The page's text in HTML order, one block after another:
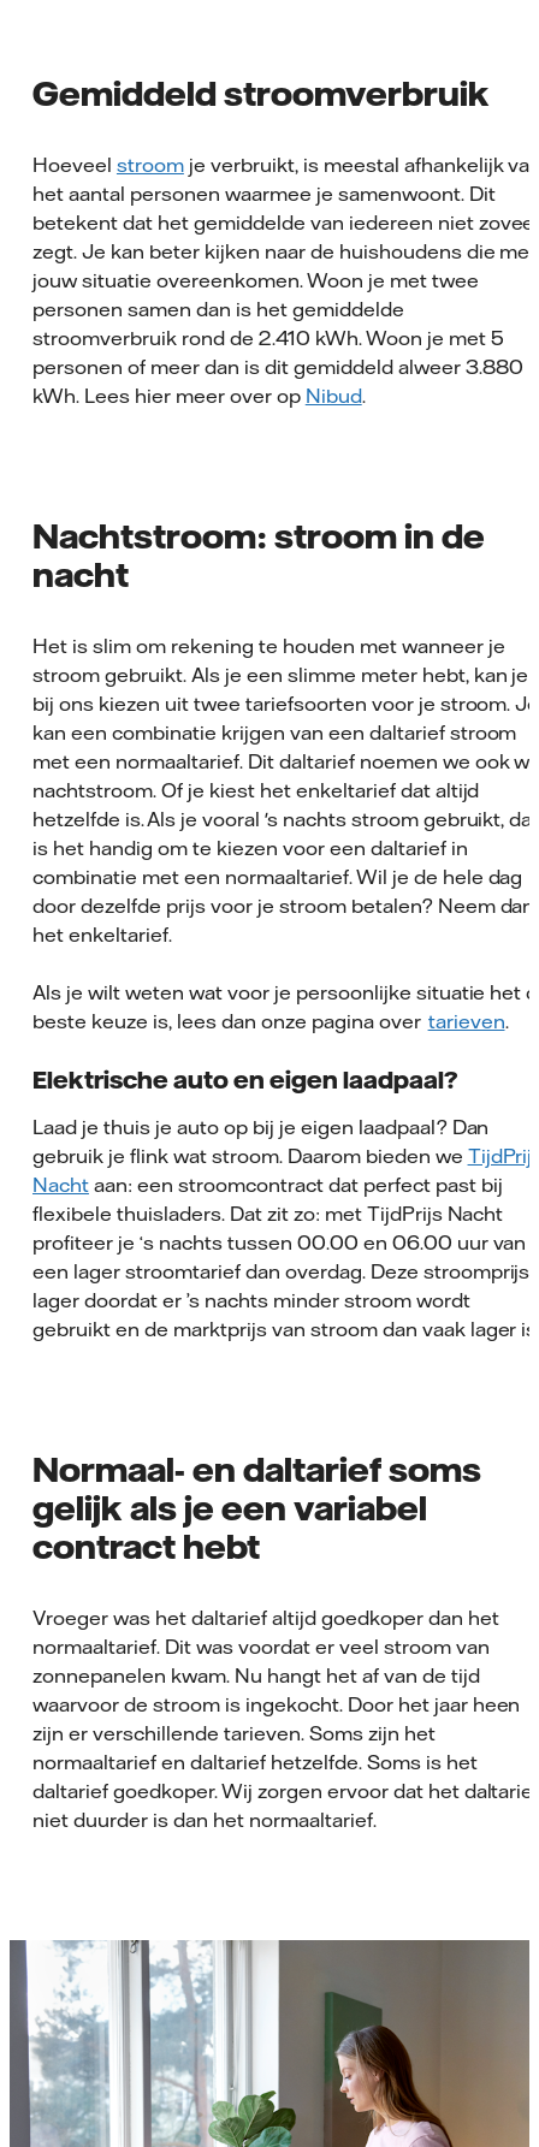
Gemiddeld stroomverbruik
Hoeveel stroomje verbruikt, is meestal afhankelijk
het aantal personen waarmee je samenwoont. Dit
betekent dat het gemiddelde van iedereen niet zoveel
zegt. Je kan beter kijken naar de huishoudens die met
jouw situatie overeenkomen. Woon je met twee
personen samen dan is het gemiddelde
stroomverbruik rond de 2.410 kWh. Woon je met 5
personen of meer dan is dit gemiddeld alweer 3.880
kWh. Lees hier meer over op Nibud.
Nachtstroom: stroom in de
nacht
Het is slim om rekening te houden met wanneer je
stroom gebruikt. Als je een slimme meter hebt, kan je
bij ons kiezen uit twee tariefsoorten voor je stroom. Je
kan een combinatie krijgen van een daltarief stroom
met een normaaltarief. Dit daltarief noemen we ook
nachtstroom. Of je kiest het enkeltarief dat altijd
hetzelfde is. Als je vooral 's nachts stroom gebruikt,
is het handig om te kiezen voor een daltarief in
combinatie met een normaaltarief. Wil je de hele dag
door dezelfde prijs voor je stroom betalen? Neem dan
het enkeltarief.
Als je wilt weten wat voor je persoonlijke situatie het
beste keuze is, lees dan onze pagina over tarieven.
Elektrische auto en eigen laadpaal?
Laad je thuis je auto op bij je eigen laadpaal? Dan
gebruik je flink wat stroom. Daarom bieden we
Nachtaan: een stroomcontract dat perfect past bij
flexibele thuisladers. Dat zit zo: met TijdPrijs Nacht
profiteer je ‘s nachts tussen 00.00 en 06.00 uur van
een lager stroomtarief dan overdag. Deze stroomprijs
lager doordat er ’s nachts minder stroom wordt
gebruikt en de marktprijs van stroom dan vaak lager
Normaal- en daltarief soms
gelijk als je een variabel
contract hebt
Vroeger was het daltarief altijd goedkoper dan het
normaaltarief. Dit was voordat er veel stroom van
zonnepanelen kwam. Nu hangt het af van de tijd
waarvoor de stroom is ingekocht. Door het jaar heen
zijn er verschillende tarieven. Soms zijn het
normaaltarief en daltarief hetzelfde. Soms is het
daltarief goedkoper. Wij zorgen ervoor dat het daltarief
niet duurder is dan het normaaltarief.